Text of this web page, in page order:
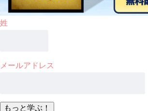
姓
メールアドレス